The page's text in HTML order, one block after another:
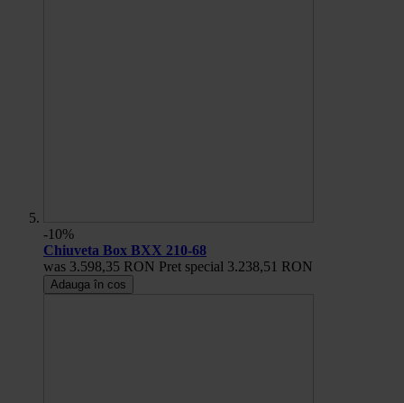
-10%
Chiuveta Box BXX 210-68
was 3.598,35 RON Pret special 3.238,51 RON
Adauga în cos